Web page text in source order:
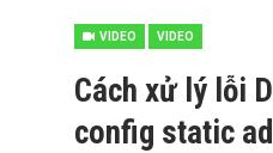
VIDEO VIDEO
Cách xử lý lỗi
config static